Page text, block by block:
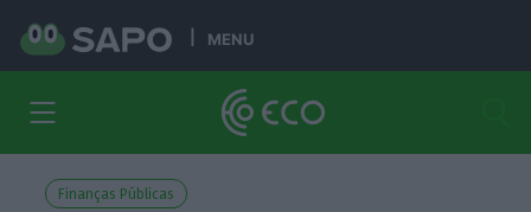
MENU
Finanças Públicas